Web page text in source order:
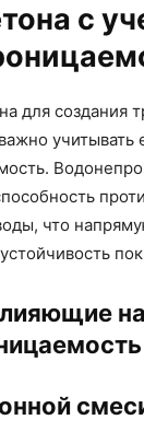
с
для создания
учитывать
что
на